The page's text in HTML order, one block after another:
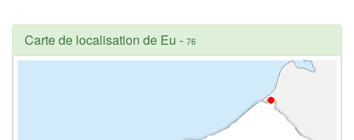
Carte de localisation de Eu - 76